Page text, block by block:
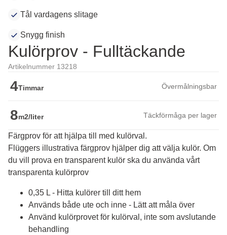
Tål vardagens slitage
Snygg finish
Kulörprov - Fulltäckande
Artikelnummer 13218
4Timmar Övermålningsbar
8m2/liter Täckförmåga per lager
Färgprov för att hjälpa till med kulörval.
Flüggers illustrativa färgprov hjälper dig att välja kulör. Om
du vill prova en transparent kulör ska du använda vårt
transparenta kulörprov
0,35 L - Hitta kulörer till ditt hem
Används både ute och inne - Lätt att måla över
Använd kulörprovet för kulörval, inte som avslutande
behandling